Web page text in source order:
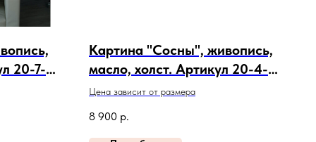
20-7-
Картина "Сосны", живопись,
масло, холст. Артикул 20-4-
168
Цена зависит от размера
8 900 р.